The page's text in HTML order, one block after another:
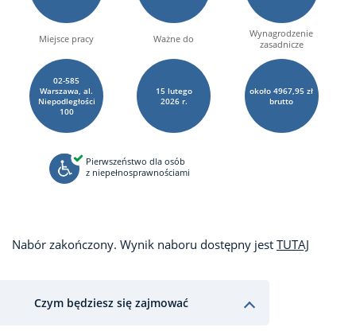
Miejsce pracy
02-585
Warszawa, al.
Niepodległości
100
Ważne do
15 lutego
2026 r.
Wynagrodzenie
zasadnicze
około 4967,95 zł
brutto
Pierwszeństwo dla osób
z niepełnosprawnościami
Nabór zakończony. Wynik naboru dostępny jest TUTAJ
Czym będziesz się zajmować